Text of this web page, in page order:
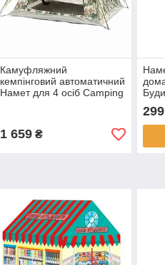
Камуфляжний
кемпінговий автоматичний
Намет для 4 осіб Camping
1 659₴
299